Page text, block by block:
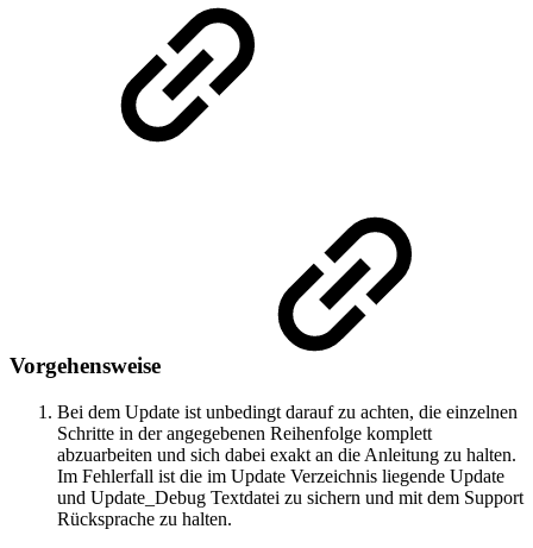
Vorgehensweise
Bei dem Update ist unbedingt darauf zu achten, die einzelnen
Schritte in der angegebenen Reihenfolge komplett
abzuarbeiten und sich dabei exakt an die Anleitung zu halten.
Im Fehlerfall ist die im Update Verzeichnis liegende Update
und Update_Debug Textdatei zu sichern und mit dem Support
Rücksprache zu halten.